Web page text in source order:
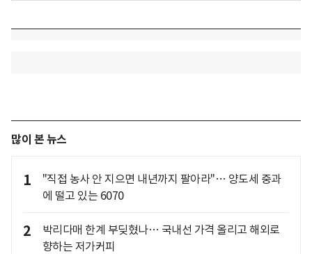
많이 본 뉴스
1
"직접 농사 안 지으면 내년까지 팔아라"… 양도세 중과
에 떨고 있는 6070
2
박리다매 한계 부딪혔나… 국내선 가격 올리고 해외로
향하는 저가커피